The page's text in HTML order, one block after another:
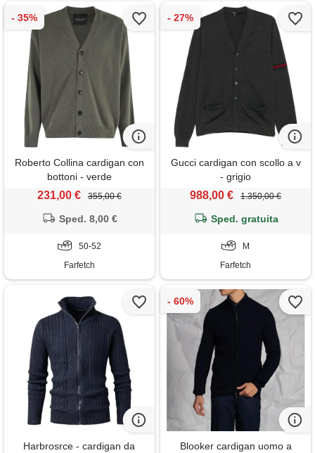
Roberto Collina cardigan con
bottoni - verde
231,00 € 355,00 €
Sped. 8,00 €
50-52
Farfetch
Gucci cardigan con scollo a v
- grigio
988,00 € 1.350,00 €
Sped. gratuita
M
Farfetch
Harbrosrce - cardigan da
Blooker cardigan uomo a